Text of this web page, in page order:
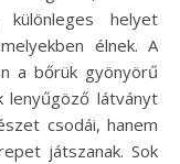
különleges helyet
élnek. A
a bőrük gyönyörű
látványt
csodái, hanem
játszanak. Sok